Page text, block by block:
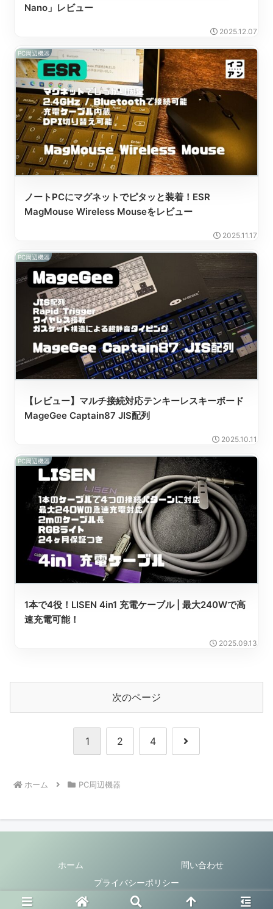
Nano」レビュー
2025.12.07
PC周辺機器
ノートPCにマグネットでピタッと装着！ESR
MagMouse Wireless Mouseをレビュー
2025.11.17
PC周辺機器
【レビュー】マルチ接続対応テンキーレスキーボード
MageGee Captain87 JIS配列
2025.10.11
PC周辺機器
1本で4役！LISEN 4in1 充電ケーブル | 最大240Wで高
速充電可能！
2025.09.13
次のページ
1 2 4 次
ホーム PC周辺機器
ホーム
問い合わせ
プライバシーポリシー
© 2023 IKOAN LIFE.